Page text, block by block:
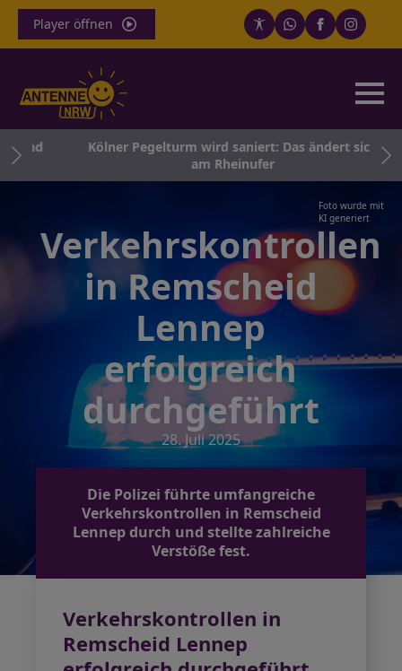
Player öffnen
Kölner Pegelturm wird saniert: Das ändert sich
am Rheinufer
Foto wurde mit
KI generiert
Verkehrskontrollen
in Remscheid
Lennep
erfolgreich
durchgeführt
28. Juli 2025
Die Polizei führte umfangreiche
Verkehrskontrollen in Remscheid
Lennep durch und stellte zahlreiche
Verstöße fest.
Verkehrskontrollen in
Remscheid Lennep